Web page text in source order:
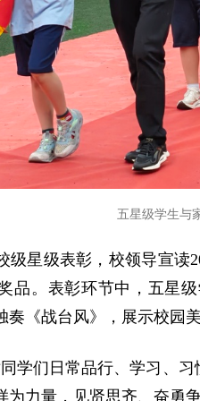
五星级学生与
级星级表彰，校领导宣读
品。表彰环节中，五星
奏《战台风》，展示校园
学们日常品行、学习、
为力量，见贤思齐、奋勇